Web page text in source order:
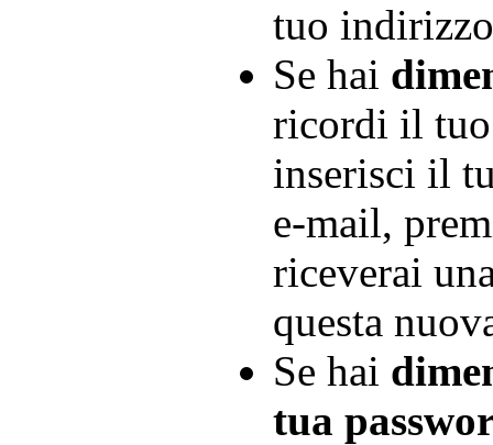
tuo
Se hai
ricordi il tuo
inserisci il
e-mail,
riceverai
questa
Se hai
tua